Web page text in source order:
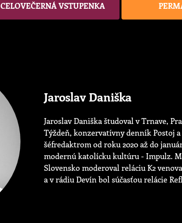
CELOVEČERNÁ VSTUPENKA
Jaroslav Daniška
Jaroslav Daniška študoval v Trnave,
Týždeň, konzervatívny denník Postoj
šéfredaktrom od roku 2020 až do
modernú katolícku kultúru - Impulz.
Slovensko moderoval reláciu K2
a v rádiu Devín bol súčasťou relácie